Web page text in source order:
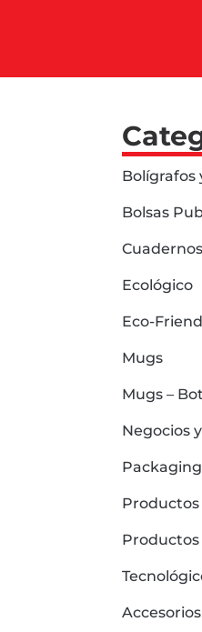
Bolígrafos
Bolsas
Ecológico
Eco-
Mugs
Mugs –
Negocios
Packaging
Productos
Productos